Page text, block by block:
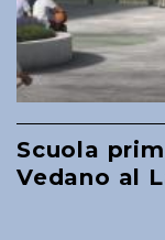
Scuola
Vedano al